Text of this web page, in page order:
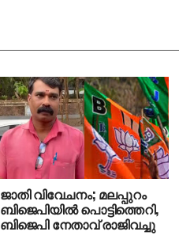
ജാതി വിവേചനം; മലപ്പുറം
ബിജെപിയില്‍ പൊട്ടിത്തെറി,
ബിജെപി നേതാവ് രാജിവച്ചു